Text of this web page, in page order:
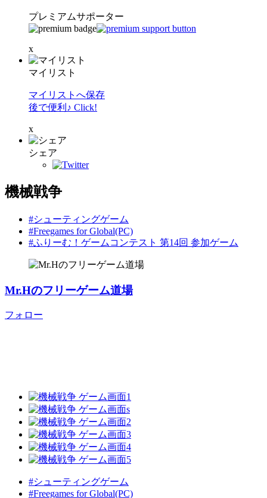
プレミアムサポーター
x
マイリスト
マイリストへ保存
後で便利♪ Click!
x
シェア
機械戦争
#シューティングゲーム
#Freegames for Global(PC)
#ふりーむ！ゲームコンテスト 第14回 参加ゲーム
Mr.Hのフリーゲーム道場
フォロー
#シューティングゲーム
#Freegames for Global(PC)